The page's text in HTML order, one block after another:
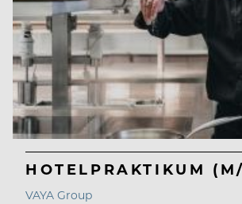
HOTELPRAKTIKUM
VAYA Group